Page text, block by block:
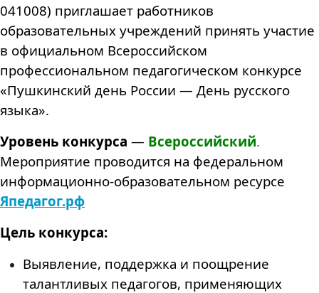
041008) приглашает работников
образовательных учреждений принять участие
в официальном Всероссийском
профессиональном педагогическом конкурсе
«Пушкинский день России — День русского
языка».
Уровень конкурса — Всероссийский.
Мероприятие проводится на федеральном
информационно-образовательном ресурсе
Япедагог.рф
Цель конкурса:
Выявление, поддержка и поощрение
талантливых педагогов, применяющих